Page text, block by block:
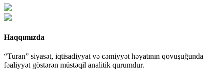
Haqqımızda
“Turan” siyasət, iqtisadiyyat və cəmiyyət həyatının qovuşuğunda
fəaliyyət göstərən müstəqil analitik qurumdur.